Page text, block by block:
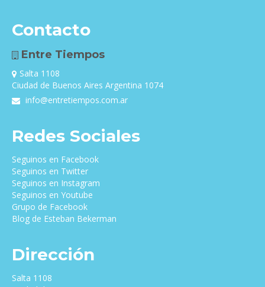
Contacto
Entre Tiempos
Salta 1108
Ciudad de Buenos Aires Argentina 1074
info@entretiempos.com.ar
Redes Sociales
Seguinos en Facebook
Seguinos en Twitter
Seguinos en Instagram
Seguinos en Youtube
Grupo de Facebook
Blog de Esteban Bekerman
Dirección
Salta 1108